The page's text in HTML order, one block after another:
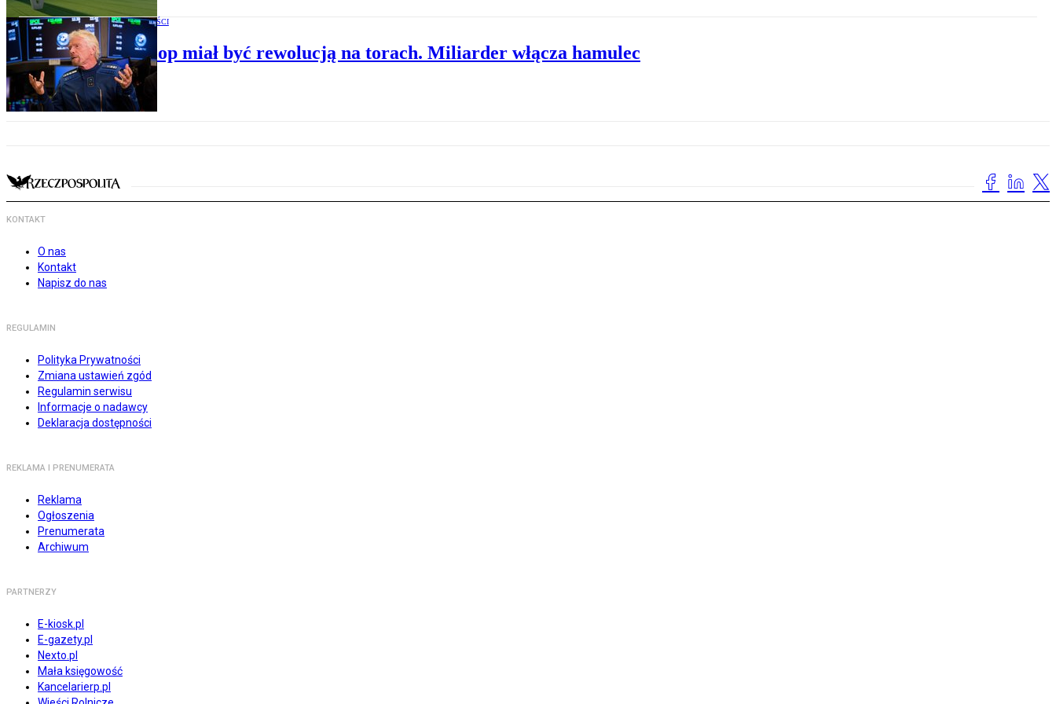
WIZJE PRZYSZŁOŚCI
Hyperloop miał być rewolucją na torach. Miliarder włącza hamulec
KONTAKT
O nas
Kontakt
Napisz do nas
REGULAMIN
Polityka Prywatności
Zmiana ustawień zgód
Regulamin serwisu
Informacje o nadawcy
Deklaracja dostępności
REKLAMA I PRENUMERATA
Reklama
Ogłoszenia
Prenumerata
Archiwum
PARTNERZY
E-kiosk.pl
E-gazety.pl
Nexto.pl
Mała księgowość
Kancelarierp.pl